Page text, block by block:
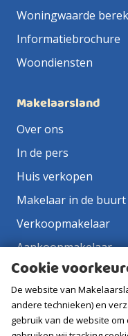
Woningwaarde
Informatiebrochure
Woondiensten
Makelaarsland
Over ons
In de pers
Huis verkopen
Makelaar in de buurt
Verkoopmakelaar
Aankoopmakelaar
Contact
Vacatures
Cookie
De website van
andere technieken) en
gebruik van de website